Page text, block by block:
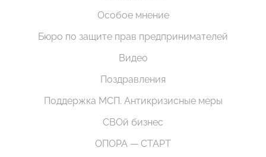
Особое мнение
Бюро по защите прав предпринимателей
Видео
Поздравления
Поддержка МСП. Антикризисные меры
СВОй бизнес
ОПОРА — СТАРТ